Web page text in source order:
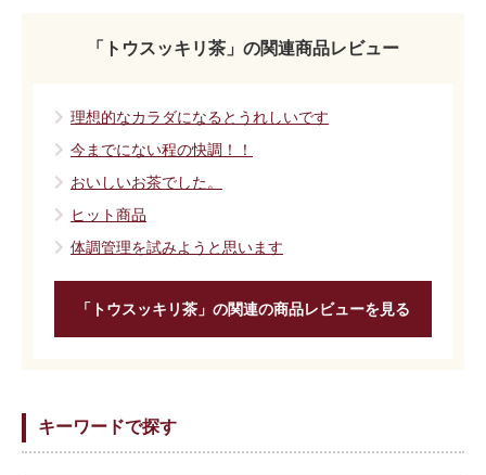
「トウスッキリ茶」の関連商品レビュー
理想的なカラダになるとうれしいです
今までにない程の快調！！
おいしいお茶でした。
ヒット商品
体調管理を試みようと思います
「トウスッキリ茶」の関連の商品レビューを見る
キーワードで探す